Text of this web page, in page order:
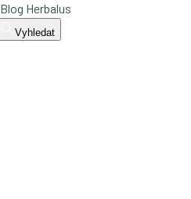
Blog Herbalus
Vyhledat